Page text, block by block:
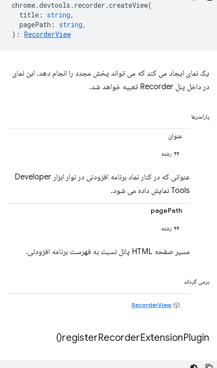
chrome.devtools . recorder .createView(
title : string,
pagePath : string,
) : RecorderView
یک نمای ایجاد می کند که می تواند پخش مجدد را انجام دهد. این نمای
در داخل پنل Recorder تعبیه خواهد شد.
پارامترها
عنوان
رشته
عنوانی که در کنار نماد برنامه افزودنی در نوار ابزار Developer
Tools نمایش داده می شود.
pagePath
رشته
مسیر صفحه HTML پانل نسبت به فهرست برنامه افزودنی.
برمی گرداند
RecorderView
registerRecorderExtensionPlugin(
)